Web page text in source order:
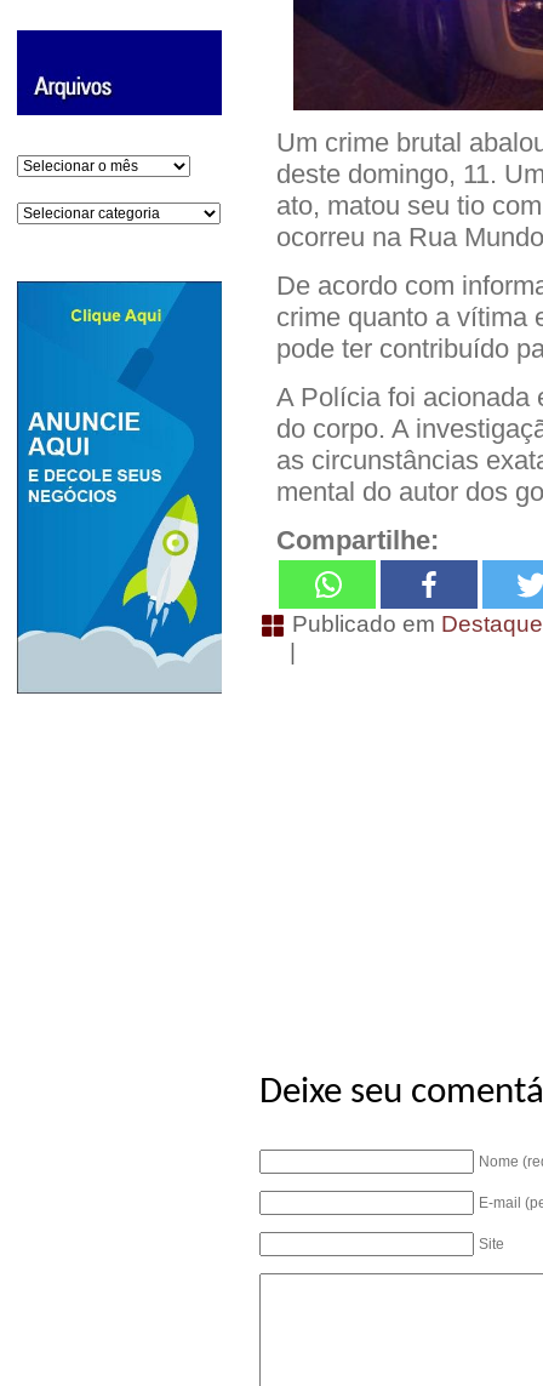
Arquivos
Categorias
Um crime brutal
deste domingo, 11.
ato, matou seu tio
ocorreu na Rua
De acordo com
crime quanto a vítima
pode ter contribuído
A Polícia foi acionada
do corpo. A
as circunstâncias
mental do autor dos
Compartilhe:
Publicado em
|
Deixe seu
Nome
E-mail
Site